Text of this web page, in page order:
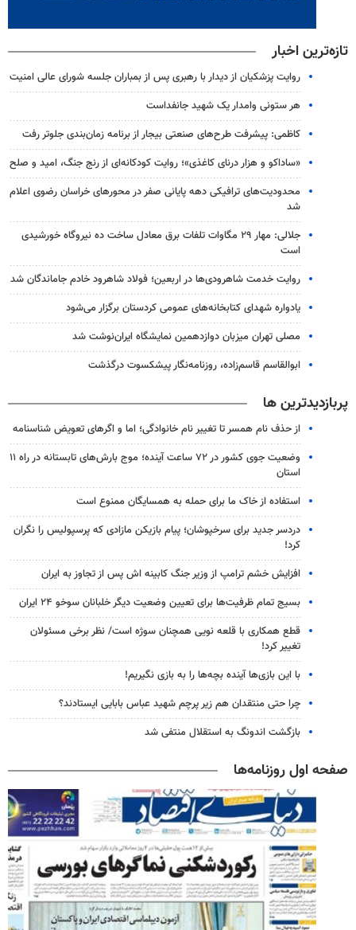
تازه‌ترین اخبار
روایت پزشکیان از دیدار با رهبری پس از بمباران جلسه شورای عالی امنیت
هر ستونی وامدار یک شهید جانفداست
کاظمی: پیشرفت طرح‌های صنعتی بیجار از برنامه زمان‌بندی جلوتر رفت
«ساداکو و هزار درنای کاغذی»؛ روایت کودکانه‌ای از رنج جنگ، امید و صلح
محدودیت‌های ترافیکی دهه پایانی صفر در محورهای خراسان رضوی اعلام
شد
جلالی: مهار ۲۹ مگاوات تلفات برق معادل ساخت ده نیروگاه خورشیدی
است
روایت خدمت شاهرودی‌ها در اربعین؛ فولاد شاهرود خادم جاماندگان شد
یادواره شهدای کتابخانه‌های عمومی کردستان برگزار می‌شود
مصلی تهران میزبان دوازدهمین نمایشگاه ایران‌نوشت شد
ابوالقاسم قاسم‌زاده، روزنامه‌نگار پیشکسوت درگذشت
پربازدیدترین ها
از حذف نام همسر تا تغییر نام خانوادگی؛ اما و اگرهای تعویض شناسنامه
وضعیت جوی کشور در ۷۲ ساعت آینده؛ موج بارش‌های تابستانه در راه ۱۱
استان
استفاده از خاک ما برای حمله به همسایگان ممنوع است
دردسر جدید برای سرخپوشان؛ پیام بازیکن مازادی که پرسپولیس را نگران
کرد!
افزایش خشم ترامپ از وزیر جنگ کابینه اش پس از تجاوز به ایران
بسیج تمام ظرفیت‌ها برای تعیین وضعیت دیگر خلبانان سوخو ۲۴ ایران
قطع همکاری با قلعه نویی همچنان سوژه است/ نظر برخی مسئولان
تغییر کرد!
با این بازی‌ها آینده بچه‌ها را به بازی نگیریم!
چرا حتی منتقدان هم زیر پرچم شهید عباس بابایی ایستادند؟
بازگشت اندونگ به استقلال منتفی شد
صفحه اول روزنامه‌ها